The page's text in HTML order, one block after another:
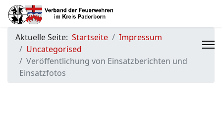
Aktuelle Seite: Startseite
Impressum
Uncategorised
Veröffentlichung von Einsatzberichten und
Einsatzfotos